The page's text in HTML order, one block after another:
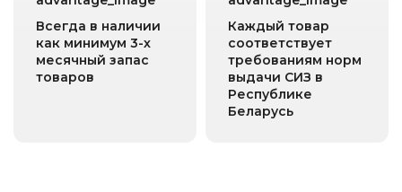
Всегда в наличии
как минимум 3-х
месячный запас
товаров
Каждый товар
соответствует
требованиям норм
выдачи СИЗ в
Республике
Беларусь